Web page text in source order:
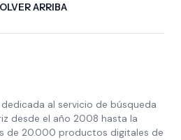
ARRIBA
al servicio de búsqueda
desde el año 2008 hasta la
de 20.000 productos digitales de